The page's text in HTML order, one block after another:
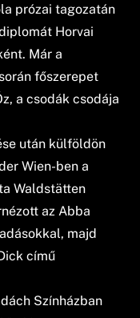
prózai tagozatán
Horvai
Már a
főszerepet
a csodák csodája
után külföldön
Wien-ben a
Waldstätten
az Abba
majd
című
Színházban